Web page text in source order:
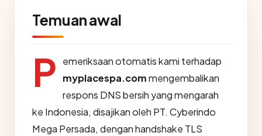
Temuan awal
P
emeriksaan otomatis kami terhadap
myplacespa.commengembalikan
respons DNS bersih yang mengarah
ke Indonesia, disajikan oleh PT. Cyberindo
Mega Persada, dengan handshake TLS